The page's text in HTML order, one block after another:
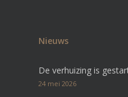
Nieuws
De verhuizing is
24 mei 2026